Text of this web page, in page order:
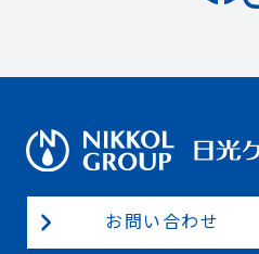
お問い合わせ